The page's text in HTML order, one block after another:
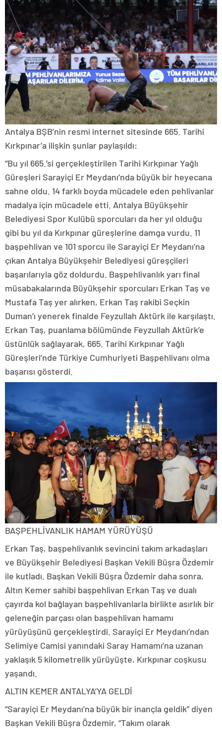
Antalya BŞB’nin resmi internet sitesinde 665. Tarihi
Kırkpınar’a ilişkin şunlar paylaşıldı:
“Bu yıl 665.’si gerçekleştirilen Tarihi Kırkpınar Yağlı
Güreşleri Sarayiçi Er Meydanı’nda büyük bir heyecana
sahne oldu. 14 farklı boyda mücadele eden pehlivanlar
madalya için mücadele etti. Antalya Büyükşehir
Belediyesi Spor Kulübü sporcuları da her yıl olduğu
gibi bu yıl da Kırkpınar güreşlerine damga vurdu. 11
başpehlivan ve 101 sporcu ile Sarayiçi Er Meydanı’na
çıkan Antalya Büyükşehir Belediyesi güreşçileri
başarılarıyla göz doldurdu. Başpehlivanlık yarı final
müsabakalarında Büyükşehir sporcuları Erkan Taş ve
Mustafa Taş yer alırken, Erkan Taş rakibi Seçkin
Duman’ı yenerek finalde Feyzullah Aktürk ile karşılaştı.
Erkan Taş, puanlama bölümünde Feyzullah Aktürk’e
üstünlük sağlayarak, 665. Tarihi Kırkpınar Yağlı
Güreşleri’nde Türkiye Cumhuriyeti Başpehlivanı olma
başarısı gösterdi.
BAŞPEHLİVANLIK HAMAM YÜRÜYÜŞÜ
Erkan Taş, başpehlivanlık sevincini takım arkadaşları
ve Büyükşehir Belediyesi Başkan Vekili Büşra Özdemir
ile kutladı. Başkan Vekili Büşra Özdemir daha sonra,
Altın Kemer sahibi başpehlivan Erkan Taş ve dualı
çayırda kol bağlayan başpehlivanlarla birlikte asırlık bir
geleneğin parçası olan başpehlivan hamamı
yürüyüşünü gerçekleştirdi. Sarayiçi Er Meydanı’ndan
Selimiye Camisi yanındaki Saray Hamamı’na uzanan
yaklaşık 5 kilometrelik yürüyüşte, Kırkpınar coşkusu
yaşandı.
ALTIN KEMER ANTALYA’YA GELDİ
“Sarayiçi Er Meydanı’na büyük bir inançla geldik” diyen
Başkan Vekili Büşra Özdemir, “Takım olarak